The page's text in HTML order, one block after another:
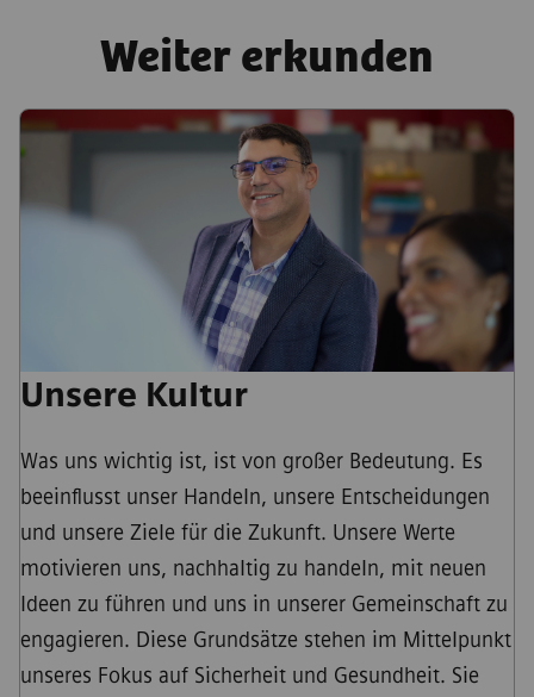
Weiter erkunden
Unsere Kultur
Was uns wichtig ist, ist von großer Bedeutung. Es
beeinflusst unser Handeln, unsere Entscheidungen
und unsere Ziele für die Zukunft. Unsere Werte
motivieren uns, nachhaltig zu handeln, mit neuen
Ideen zu führen und uns in unserer Gemeinschaft zu
engagieren. Diese Grundsätze stehen im Mittelpunkt
unseres Fokus auf Sicherheit und Gesundheit. Sie